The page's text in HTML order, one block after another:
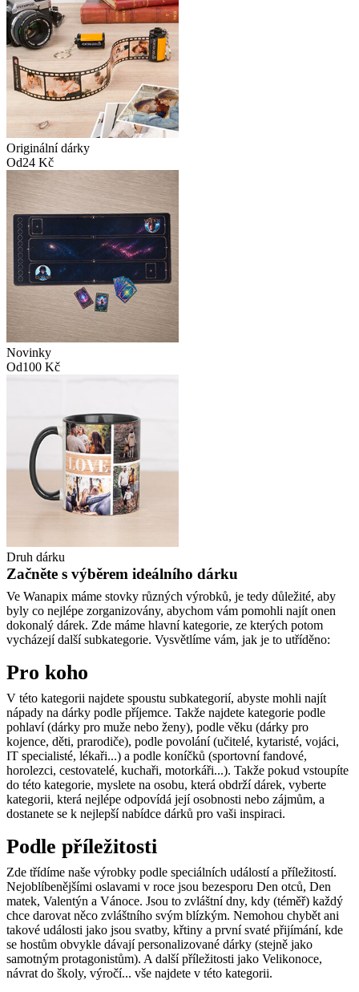
Originální dárky
Od24 Kč
Novinky
Od100 Kč
Druh dárku
Začněte s výběrem ideálního dárku
Ve Wanapix máme stovky různých výrobků, je tedy důležité, aby
byly co nejlépe zorganizovány, abychom vám pomohli najít onen
dokonalý dárek. Zde máme hlavní kategorie, ze kterých potom
vycházejí další subkategorie. Vysvětlíme vám, jak je to utříděno:
Pro koho
V této kategorii najdete spoustu subkategorií, abyste mohli najít
nápady na dárky podle příjemce. Takže najdete kategorie podle
pohlaví (dárky pro muže nebo ženy), podle věku (dárky pro
kojence, děti, prarodiče), podle povolání (učitelé, kytaristé, vojáci,
IT specialisté, lékaři...) a podle koníčků (sportovní fandové,
horolezci, cestovatelé, kuchaři, motorkáři...). Takže pokud vstoupíte
do této kategorie, myslete na osobu, která obdrží dárek, vyberte
kategorii, která nejlépe odpovídá její osobnosti nebo zájmům, a
dostanete se k nejlepší nabídce dárků pro vaši inspiraci.
Podle příležitosti
Zde třídíme naše výrobky podle speciálních událostí a příležitostí.
Nejoblíbenějšími oslavami v roce jsou bezesporu Den otců, Den
matek, Valentýn a Vánoce. Jsou to zvláštní dny, kdy (téměř) každý
chce darovat něco zvláštního svým blízkým. Nemohou chybět ani
takové události jako jsou svatby, křtiny a první svaté přijímání, kde
se hostům obvykle dávají personalizované dárky (stejně jako
samotným protagonistům). A další příležitosti jako Velikonoce,
návrat do školy, výročí... vše najdete v této kategorii.